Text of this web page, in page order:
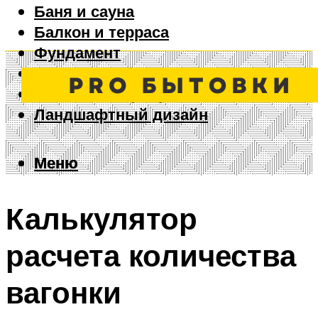
Баня и сауна
Балкон и терраса
Фундамент
Ворота и забор
Дизайн интерьера
Ландшафтный дизайн
Меню
Меню
Калькулятор
расчета количества
вагонки